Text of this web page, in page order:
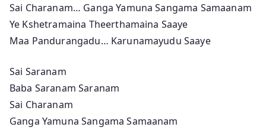
Sai Charanam… Ganga Yamuna Sangama Samaanam
Ye Kshetramaina Theerthamaina Saaye
Maa Pandurangadu… Karunamayudu Saaye
Sai Saranam
Baba Saranam Saranam
Sai Charanam
Ganga Yamuna Sangama Samaanam